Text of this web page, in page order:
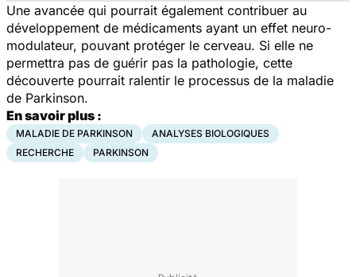
Une avancée qui pourrait également contribuer au
développement de médicaments ayant un effet neuro-
modulateur, pouvant protéger le cerveau. Si elle ne
permettra pas de guérir pas la pathologie, cette
découverte pourrait ralentir le processus de la maladie
de Parkinson.
En savoir plus :
MALADIE DE PARKINSON
ANALYSES BIOLOGIQUES
RECHERCHE
PARKINSON